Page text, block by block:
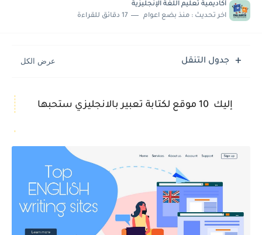
أكاديمية تعليم اللغة الإنجليزية
اخر تحديث : منذ بضع اعوام 17 دقائق للقراءة
جدول التنقل
إليك 10 موقع لكتابة تعبير بالانجليزي ستحبها